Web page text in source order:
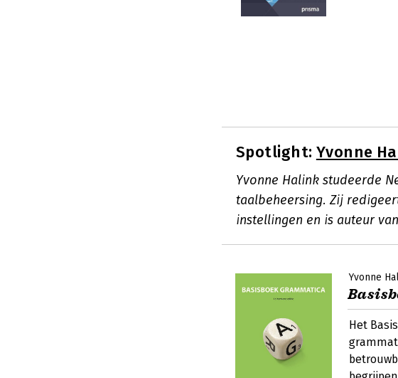
Spotlight: Yvonne
Yvonne Halink studeerde
taalbeheersing. Zij
instellingen en is auteur
Yvonne
Het